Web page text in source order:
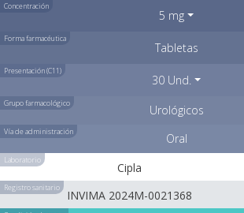
Concentración
5 mg
Forma farmacéutica
Tabletas
Presentación (C11)
30 Und.
Grupo farmacológico Urológicos
Vía de administración Oral
Laboratorio
Cipla
Registro sanitario
INVIMA 2024M-0021368